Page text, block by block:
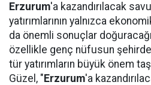
Erzurum'a kazandırılacak
yatırımlarının yalnızca
da önemli sonuçlar
özellikle genç nüfusun şehirde
tür yatırımların büyük önem
Güzel, " Erzurum'a